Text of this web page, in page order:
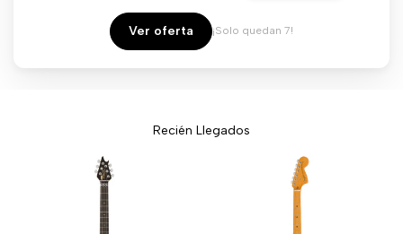
venta
Ver oferta ¡Solo quedan 7!
Recién Llegados